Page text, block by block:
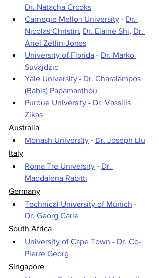
Dr. Natacha Crooks
Carnegie Mellon University - Dr.
Nicolas Christin, Dr. Elaine Shi, Dr.
Ariel Zetlin-Jones
University of Florida - Dr. Marko
Suvajdzic
Yale University - Dr. Charalampos
(Babis) Papamanthou
Purdue University - Dr. Vassilis
Zikas
Australia
Monash University - Dr. Joseph Liu
Italy
Roma Tre University - Dr.
Maddalena Rabitti
Germany
Technical University of Munich -
Dr. Georg Carle
South Africa
University of Cape Town - Dr. Co-
Pierre Georg
Singapore